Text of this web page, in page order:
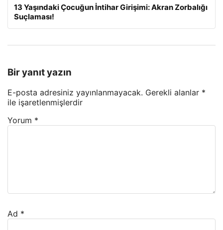
13 Yaşındaki Çocuğun İntihar Girişimi: Akran Zorbalığı
Suçlaması!
Bir yanıt yazın
E-posta adresiniz yayınlanmayacak. Gerekli alanlar *
ile işaretlenmişlerdir
Yorum *
Ad *